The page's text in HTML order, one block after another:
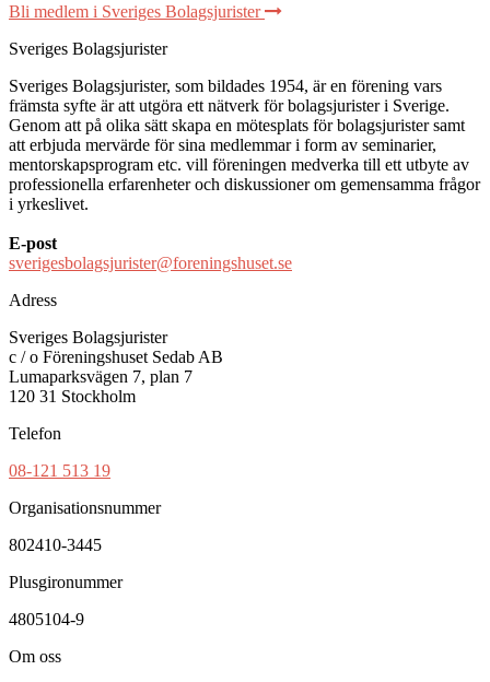
Bli medlem i Sveriges Bolagsjurister
Sveriges Bolagsjurister
Sveriges Bolagsjurister, som bildades 1954, är en förening vars
främsta syfte är att utgöra ett nätverk för bolagsjurister i Sverige.
Genom att på olika sätt skapa en mötesplats för bolagsjurister samt
att erbjuda mervärde för sina medlemmar i form av seminarier,
mentorskapsprogram etc. vill föreningen medverka till ett utbyte av
professionella erfarenheter och diskussioner om gemensamma frågor
i yrkeslivet.
E-post
sverigesbolagsjurister@foreningshuset.se
Adress
Sveriges Bolagsjurister
c / o Föreningshuset Sedab AB
Lumaparksvägen 7, plan 7
120 31 Stockholm
Telefon
08-121 513 19
Organisationsnummer
802410-3445
Plusgironummer
4805104-9
Om oss